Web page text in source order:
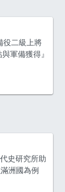
役二級上將
軍備獲得』
史研究所助
洲國為例